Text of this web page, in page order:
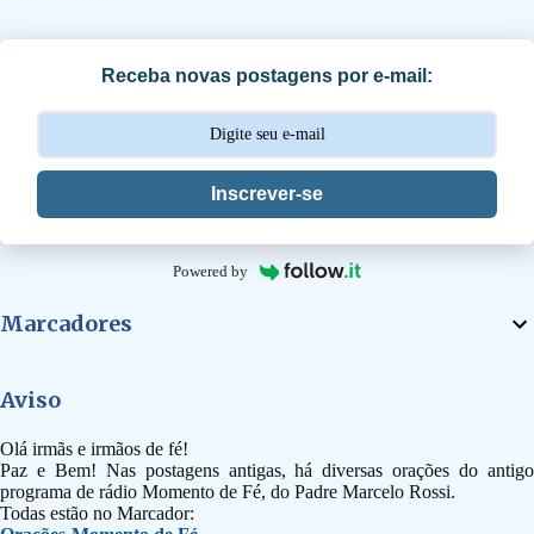
s
Receba novas postagens por e-mail:
Inscrever-se
Powered by
Marcadores
Aviso
Olá irmãs e irmãos de fé!
Paz e Bem! Nas postagens antigas, há diversas orações do antigo
programa de rádio Momento de Fé, do Padre Marcelo Rossi.
Todas estão no Marcador: